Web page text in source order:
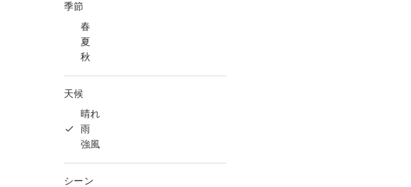
季節
春
夏
秋
天候
晴れ
雨
強風
シーン